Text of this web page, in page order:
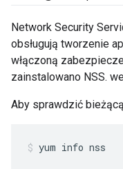
Network Security
obsługują tworzenie
włączoną
zainstalowano NSS.
Aby sprawdzić
yum info nss